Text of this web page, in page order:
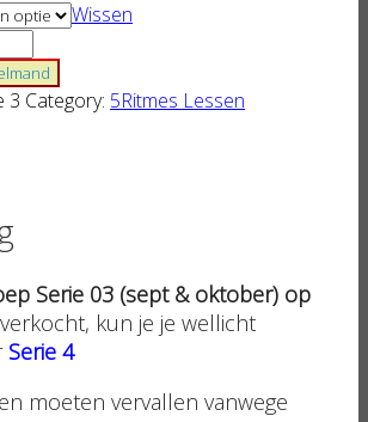
Wissen
3 Category: 5Ritmes Lessen
Serie 03 (sept & oktober) op
kun je je wellicht
Serie 4
moeten vervallen vanwege